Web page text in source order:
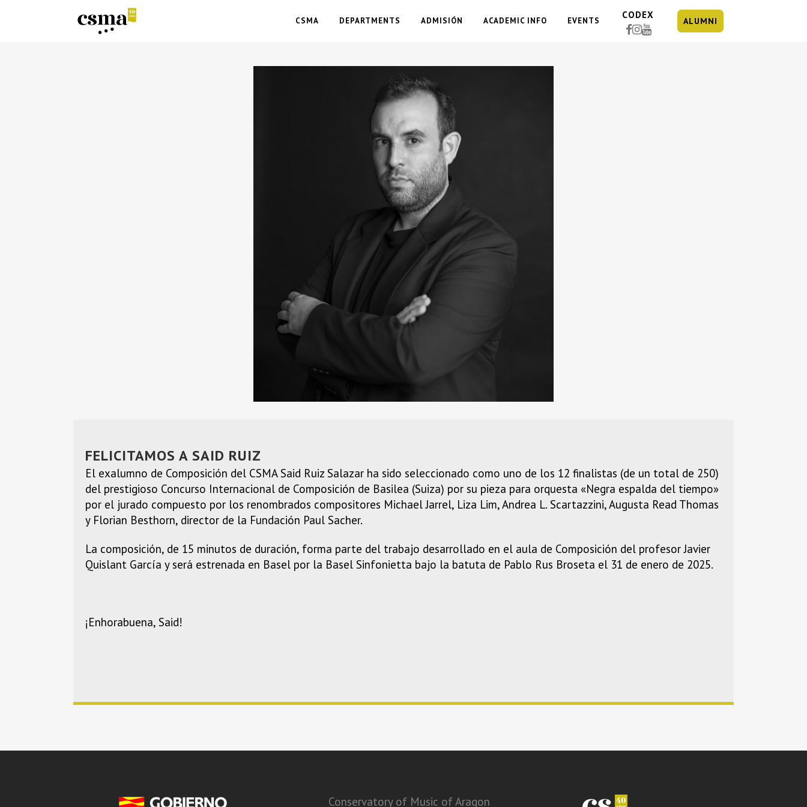
CSMA DEPARTMENTS ADMISIÓN ACADEMIC INFO EVENTS
CODEX
ALUMNI
FELICITAMOS A SAID RUIZ
El exalumno de Composición del CSMA Said Ruiz Salazar ha sido seleccionado como uno de los 12 finalistas (de un total de 250)
del prestigioso Concurso Internacional de Composición de Basilea (Suiza) por su pieza para orquesta «Negra espalda del tiempo»
por el jurado compuesto por los renombrados compositores Michael Jarrel, Liza Lim, Andrea L. Scartazzini, Augusta Read Thomas
y Florian Besthorn, director de la Fundación Paul Sacher.
La composición, de 15 minutos de duración, forma parte del trabajo desarrollado en el aula de Composición del profesor Javier
Quislant García y será estrenada en Basel por la Basel Sinfonietta bajo la batuta de Pablo Rus Broseta el 31 de enero de 2025.
¡Enhorabuena, Said!
Conservatory of Music of Aragon